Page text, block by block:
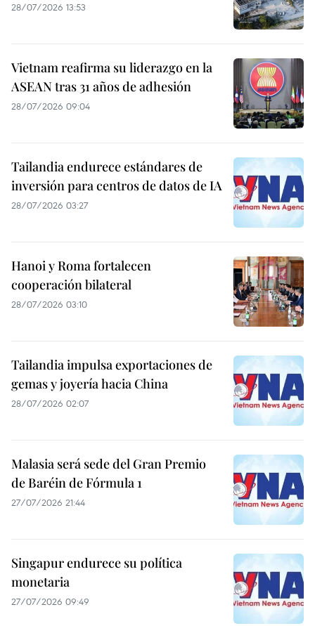
28/07/2026 13:53
Vietnam reafirma su liderazgo en la
ASEAN tras 31 años de adhesión
28/07/2026 09:04
Tailandia endurece estándares de
inversión para centros de datos de IA
28/07/2026 03:27
Hanoi y Roma fortalecen
cooperación bilateral
28/07/2026 03:10
Tailandia impulsa exportaciones de
gemas y joyería hacia China
28/07/2026 02:07
Malasia será sede del Gran Premio
de Baréin de Fórmula 1
27/07/2026 21:44
Singapur endurece su política
monetaria
27/07/2026 09:49